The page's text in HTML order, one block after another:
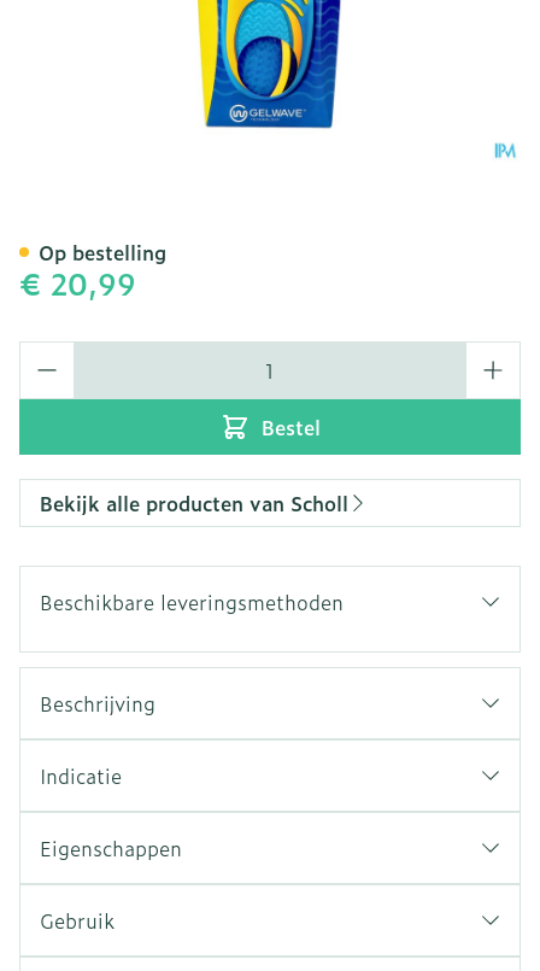
€ 20,99
Bestel
Op bestelling
Bekijk alle producten van Scholl
Beschikbare leveringsmethoden
Beschrijving
Indicatie
Eigenschappen
Gebruik